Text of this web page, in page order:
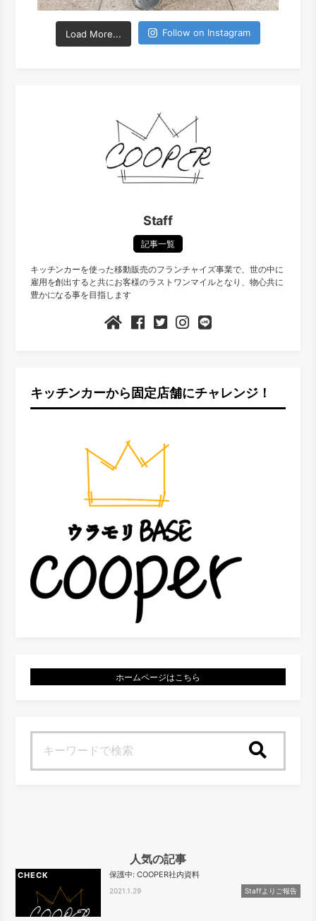
Load More... Follow on Instagram
Staff
記事一覧
キッチンカーを使った移動販売のフランチャイズ事業で、世の中に
雇用を創出すると共にお客様のラストワンマイルとなり、物心共に
豊かになる事を目指します
キッチンカーから固定店舗にチャレンジ！
ホームページはこちら
人気の記事
CHECK 保護中: COOPER社内資料
2021.1.29 Staffよりご報告